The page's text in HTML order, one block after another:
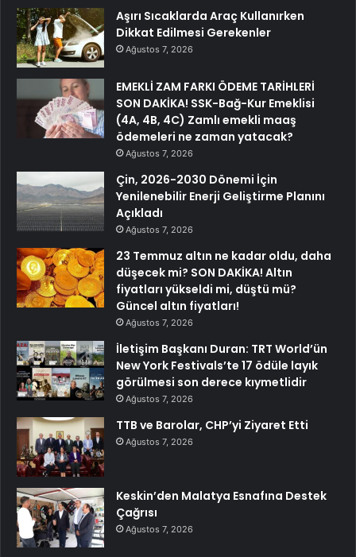
Aşırı Sıcaklarda Araç Kullanırken
Dikkat Edilmesi Gerekenler
Ağustos 7, 2026
EMEKLİ ZAM FARKI ÖDEME TARİHLERİ
SON DAKİKA! SSK-Bağ-Kur Emeklisi
(4A, 4B, 4C) Zamlı emekli maaş
ödemeleri ne zaman yatacak?
Ağustos 7, 2026
Çin, 2026-2030 Dönemi İçin
Yenilenebilir Enerji Geliştirme Planını
Açıkladı
Ağustos 7, 2026
23 Temmuz altın ne kadar oldu, daha
düşecek mi? SON DAKİKA! Altın
fiyatları yükseldi mi, düştü mü?
Güncel altın fiyatları!
Ağustos 7, 2026
İletişim Başkanı Duran: TRT World’ün
New York Festivals’te 17 ödüle layık
görülmesi son derece kıymetlidir
Ağustos 7, 2026
TTB ve Barolar, CHP’yi Ziyaret Etti
Ağustos 7, 2026
Keskin’den Malatya Esnafına Destek
Çağrısı
Ağustos 7, 2026